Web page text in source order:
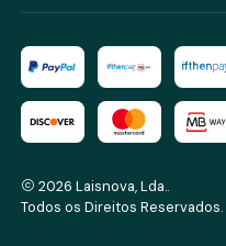
2026 Laisnova, Lda..
Todos os Direitos Reservados.